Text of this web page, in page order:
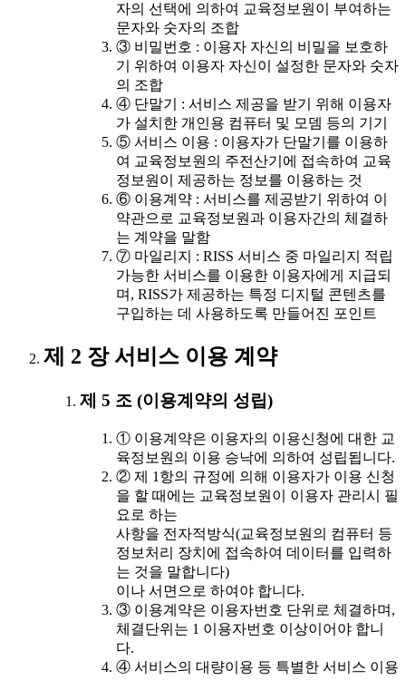
자의 선택에 의하여 교육정보원이 부여하는
문자와 숫자의 조합
③ 비밀번호 : 이용자 자신의 비밀을 보호하
기 위하여 이용자 자신이 설정한 문자와 숫자
의 조합
④ 단말기 : 서비스 제공을 받기 위해 이용자
가 설치한 개인용 컴퓨터 및 모뎀 등의 기기
⑤ 서비스 이용 : 이용자가 단말기를 이용하
여 교육정보원의 주전산기에 접속하여 교육
정보원이 제공하는 정보를 이용하는 것
⑥ 이용계약 : 서비스를 제공받기 위하여 이
약관으로 교육정보원과 이용자간의 체결하
는 계약을 말함
⑦ 마일리지 : RISS 서비스 중 마일리지 적립
가능한 서비스를 이용한 이용자에게 지급되
며, RISS가 제공하는 특정 디지털 콘텐츠를
구입하는 데 사용하도록 만들어진 포인트
제 2 장 서비스 이용 계약
제 5 조 (이용계약의 성립)
① 이용계약은 이용자의 이용신청에 대한 교
육정보원의 이용 승낙에 의하여 성립됩니다.
② 제 1항의 규정에 의해 이용자가 이용 신청
을 할 때에는 교육정보원이 이용자 관리시 필
요로 하는
사항을 전자적방식(교육정보원의 컴퓨터 등
정보처리 장치에 접속하여 데이터를 입력하
는 것을 말합니다)
이나 서면으로 하여야 합니다.
③ 이용계약은 이용자번호 단위로 체결하며,
체결단위는 1 이용자번호 이상이어야 합니
다.
④ 서비스의 대량이용 등 특별한 서비스 이용